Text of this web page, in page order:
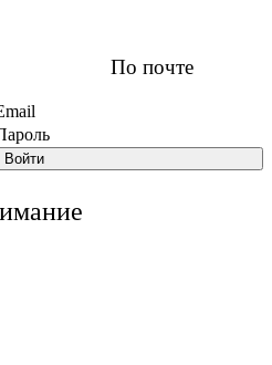
По почте
Войти